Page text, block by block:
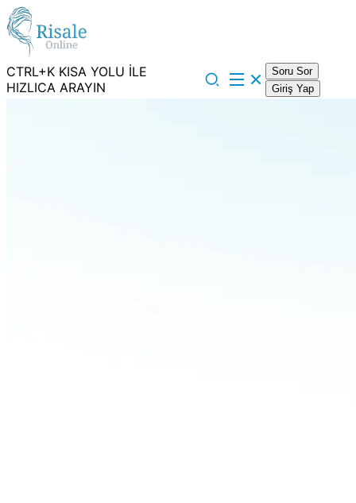
CTRL+K KISA YOLU İLE
HIZLICA ARAYIN
Soru Sor
Giriş Yap